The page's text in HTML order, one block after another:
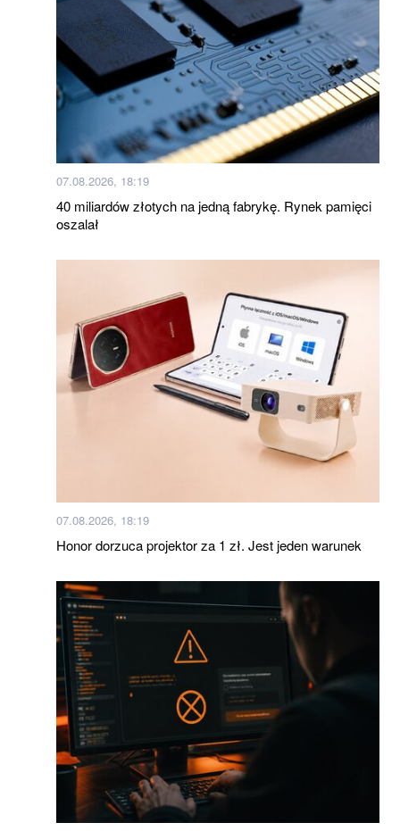
07.08.2026, 18:19
40 miliardów złotych na jedną fabrykę. Rynek pamięci
oszalał
07.08.2026, 18:19
Honor dorzuca projektor za 1 zł. Jest jeden warunek